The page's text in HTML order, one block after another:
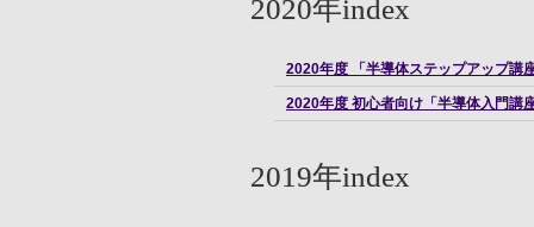
2020年index
2020年度 「半導体ステップアップ講
2020年度 初心者向け「半導体入門講
2019年index